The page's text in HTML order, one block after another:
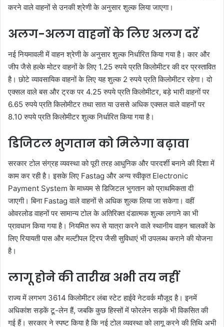
करने वाले वाहनों से उनकी श्रेणी के अनुसार शुल्क लिया जाएगा।
अलग-अलग वाहनों के लिए अलग दरें
नई नियमावली में वाहन श्रेणी के अनुसार शुल्क निर्धारित किया गया है। कार और
जीप जैसे हल्के मोटर वाहनों के लिए 1.25 रुपये प्रति किलोमीटर की दर प्रस्तावित
है। छोटे व्यावसायिक वाहनों के लिए यह शुल्क 2 रुपये प्रति किलोमीटर रहेगा। दो
एक्सल वाले बस और ट्रक पर 4.25 रुपये प्रति किलोमीटर, बड़े भारी वाहनों पर
6.65 रुपये प्रति किलोमीटर तथा सात या उससे अधिक एक्सल वाले वाहनों पर
8.10 रुपये प्रति किलोमीटर शुल्क निर्धारित किया गया है।
डिजिटल भुगतान को मिलेगा बढ़ावा
सरकार टोल संग्रह व्यवस्था को पूरी तरह आधुनिक और पारदर्शी बनाने की दिशा में
काम कर रही है। इसके लिए Fastag और अन्य स्वीकृत Electronic
Payment System के माध्यम से डिजिटल भुगतान को प्राथमिकता दी
जाएगी। बिना Fastag वाले वाहनों से अधिक शुल्क लिया जा सकेगा। वहीं
ओवरलोड वाहनों पर सामान्य टोल के अतिरिक्त दंडात्मक शुल्क लगाने का भी
प्रावधान किया गया है। नियमित रूप से यात्रा करने वाले स्थानीय वाहन चालकों के
लिए रियायती पास और मल्टीपल ट्रिप जैसी सुविधाएं भी उपलब्ध कराने की योजना
है।
लागू होने की तारीख अभी तय नहीं
राज्य में लगभग 3614 किलोमीटर लंबा स्टेट हाईवे नेटवर्क मौजूद है। इनमें
अधिकांश सड़कें टू-लेन हैं, जबकि कुछ हिस्सों में फोरलेन सड़कें भी विकसित की
गई हैं। सरकार ने स्पष्ट किया है कि नई टोल व्यवस्था को लागू करने की तिथि अभी